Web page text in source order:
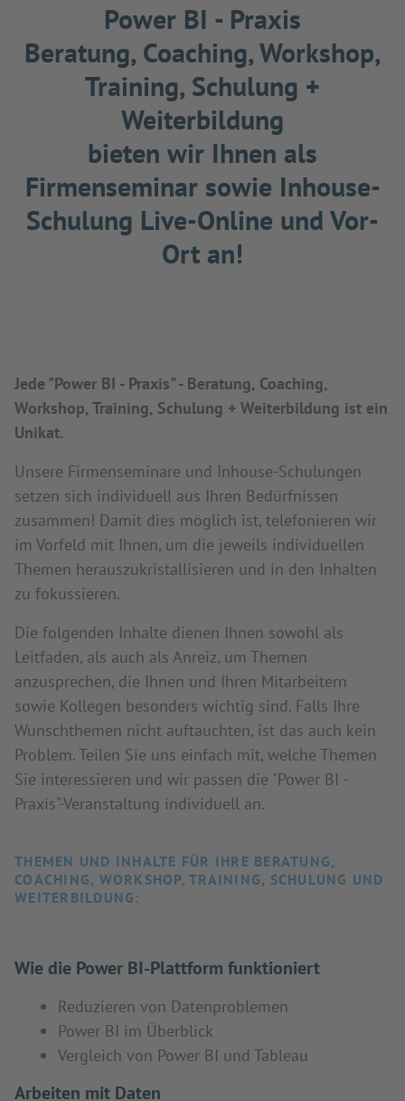
Power BI - Praxis
Beratung, Coaching, Workshop,
Training, Schulung +
Weiterbildung
bieten wir Ihnen als
Firmenseminar sowie Inhouse-
Schulung Live-Online und Vor-
Ort an!
Jede "Power BI - Praxis" - Beratung, Coaching,
Workshop, Training, Schulung + Weiterbildung ist ein
Unikat.
Unsere Firmenseminare und Inhouse-Schulungen
setzen sich individuell aus Ihren Bedürfnissen
zusammen! Damit dies möglich ist, telefonieren wir
im Vorfeld mit Ihnen, um die jeweils individuellen
Themen herauszukristallisieren und in den Inhalten
zu fokussieren.
Die folgenden Inhalte dienen Ihnen sowohl als
Leitfaden, als auch als Anreiz, um Themen
anzusprechen, die Ihnen und Ihren Mitarbeitern
sowie Kollegen besonders wichtig sind. Falls Ihre
Wunschthemen nicht auftauchten, ist das auch kein
Problem. Teilen Sie uns einfach mit, welche Themen
Sie interessieren und wir passen die "Power BI -
Praxis"-Veranstaltung individuell an.
THEMEN UND INHALTE FÜR IHRE BERATUNG,
COACHING, WORKSHOP, TRAINING, SCHULUNG UND
WEITERBILDUNG:
Wie die Power BI-Plattform funktioniert
Reduzieren von Datenproblemen
Power BI im Überblick
Vergleich von Power BI und Tableau
Arbeiten mit Daten